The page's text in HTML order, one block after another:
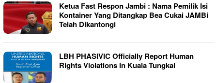
Ketua Fast Respon Jambi : Nama Pemilik Isi
Kontainer Yang Ditangkap Bea Cukai JAMBi
Telah Dikantongi
LBH PHASIVIC Officially Report Human
Rights Violations In Kuala Tungkal